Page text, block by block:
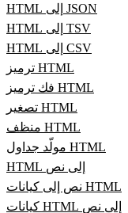
HTML إلى JSON
HTML إلى TSV
HTML إلى CSV
ترميز HTML
فك ترميز HTML
تصغير HTML
منظف HTML
مولّد جداول HTML
HTML إلى نص
نص إلى كيانات HTML
كيانات HTML إلى نص